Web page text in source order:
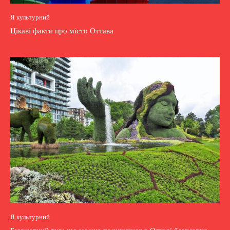
Я культурний
Цікаві факти про місто Оттава
Я культурний